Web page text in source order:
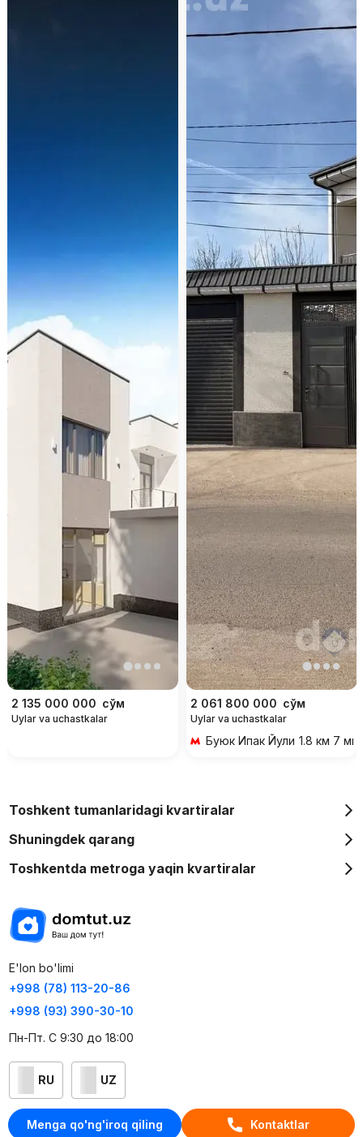
Menga qo'ng'iroq qiling Kontaktlar
2 135 000 000 сўм
Uylar va uchastkalar
2 061 800 000 сўм
Uylar va uchastkalar
Буюк Ипак Йули 1.8 км 7
Toshkent tumanlaridagi kvartiralar
Shuningdek qarang
Toshkentda metroga yaqin kvartiralar
E'lon bo'limi
+998 (78) 113-20-86
+998 (93) 390-30-10
Пн-Пт. С 9:30 до 18:00
RU UZ
Kontaktlar